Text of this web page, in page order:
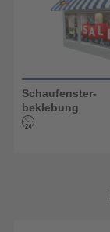
Schaufenster-
beklebung